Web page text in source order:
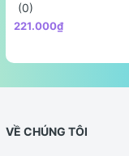
(0)
221.000₫
VỀ CHÚNG TÔI